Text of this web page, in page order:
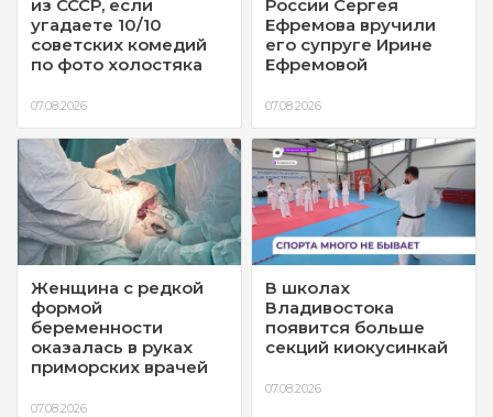
из СССР, если
угадаете 10/10
советских комедий
по фото холостяка
07.08.2026
Женщина с редкой
формой
беременности
оказалась в руках
приморских врачей
07.08.2026
России Сергея
Ефремова вручили
его супруге Ирине
Ефремовой
07.08.2026
В школах
Владивостока
появится больше
секций киокусинкай
07.08.2026